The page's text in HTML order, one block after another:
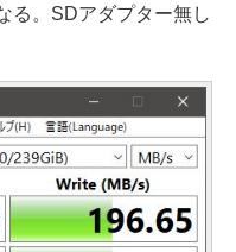
る。SDアダプター無し